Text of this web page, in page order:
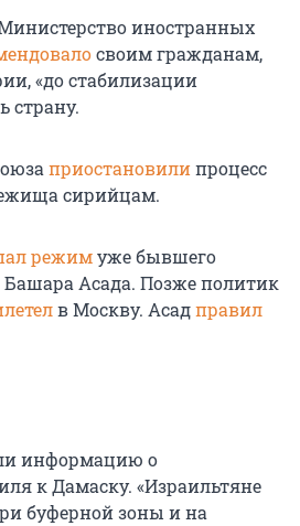
иностранных
своим гражданам,
«до стабилизации
страну.
приостановилипроцесс
сирийцам.
режимуже бывшего
Асада. Позже политик
в Москву. Асадправил
информацию о
к Дамаску. «Израильтяне
буферной зоны и на